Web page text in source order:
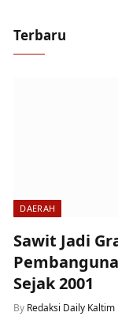
Terbaru
DAERAH
Sawit Jadi
Sejak 2001
By Redaksi Daily Kaltim